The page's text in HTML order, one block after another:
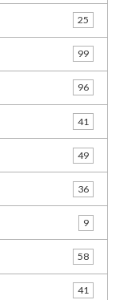
25
99
96
41
49
36
9
58
41